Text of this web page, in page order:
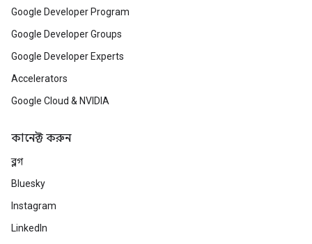
Google Developer Program
Google Developer Groups
Google Developer Experts
Accelerators
Google Cloud & NVIDIA
কানেক্ট করুন
ব্লগ
Bluesky
Instagram
LinkedIn